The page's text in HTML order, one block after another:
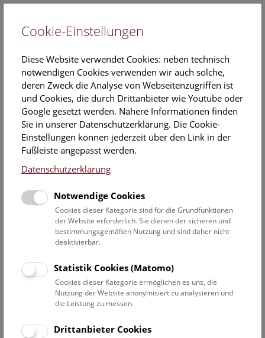
EN
PhD
Susanne Reier
Projektmitarbeiterin
Susanne Reiers ORCID Eintrag:
https://orcid.org/0000-0001-
susanne.reier@nhm.at
Projekte
Cookie-Einstellungen
Diese Website verwendet Cookies: neben technisch
notwendigen Cookies verwenden wir auch solche,
deren Zweck die Analyse von Webseitenzugriffen ist
und Cookies, die durch Drittanbieter wie Youtube oder
Google gesetzt werden. Nähere Informationen finden
Sie in unserer Datenschutzerklärung. Die Cookie-
Einstellungen können jederzeit über den Link in der
Fußleiste angepasst werden.
Datenschutzerklärung
Notwendige Cookies
Cookies dieser Kategorie sind für die Grundfunktionen
der Website erforderlich. Sie dienen der sicheren und
bestimmungsgemäßen Nutzung und sind daher nicht
deaktivierbar.
Statistik Cookies (Matomo)
Cookies dieser Kategorie ermöglichen es uns, die
Nutzung der Website anonymisiert zu analysieren und
die Leistung zu messen.
Drittanbieter Cookies